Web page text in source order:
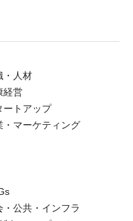
・人材
経営
ートアップ
・マーケティング
・公共・インフラ